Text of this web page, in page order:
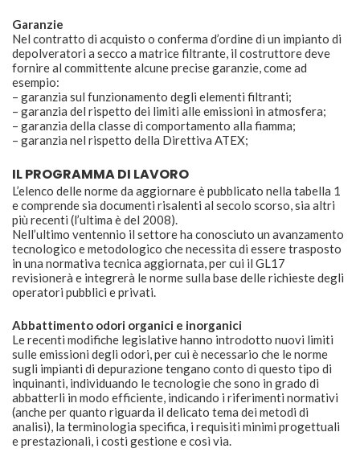
Garanzie
Nel contratto di acquisto o conferma d’ordine di un impianto di
depolveratori a secco a matrice filtrante, il costruttore deve
fornire al committente alcune precise garanzie, come ad
esempio:
– garanzia sul funzionamento degli elementi filtranti;
– garanzia del rispetto dei limiti alle emissioni in atmosfera;
– garanzia della classe di comportamento alla fiamma;
– garanzia nel rispetto della Direttiva ATEX;
IL PROGRAMMA DI LAVORO
L’elenco delle norme da aggiornare è pubblicato nella tabella 1
e comprende sia documenti risalenti al secolo scorso, sia altri
più recenti (l’ultima è del 2008).
Nell’ultimo ventennio il settore ha conosciuto un avanzamento
tecnologico e metodologico che necessita di essere trasposto
in una normativa tecnica aggiornata, per cui il GL17
revisionerà e integrerà le norme sulla base delle richieste degli
operatori pubblici e privati.
Abbattimento odori organici e inorganici
Le recenti modifiche legislative hanno introdotto nuovi limiti
sulle emissioni degli odori, per cui è necessario che le norme
sugli impianti di depurazione tengano conto di questo tipo di
inquinanti, individuando le tecnologie che sono in grado di
abbatterli in modo efficiente, indicando i riferimenti normativi
(anche per quanto riguarda il delicato tema dei metodi di
analisi), la terminologia specifica, i requisiti minimi progettuali
e prestazionali, i costi gestione e così via.